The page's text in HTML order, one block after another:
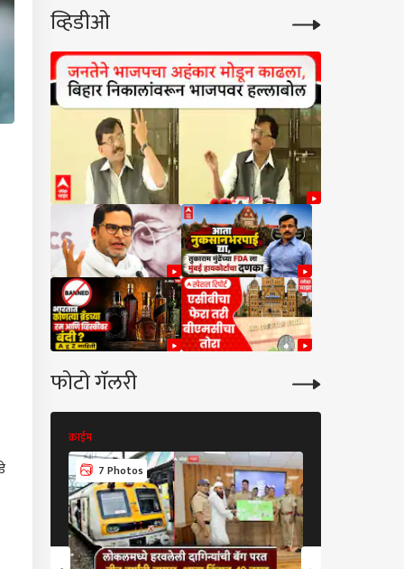
व्हिडीओ
फोटो गॅलरी
क्राईम
7 Photos